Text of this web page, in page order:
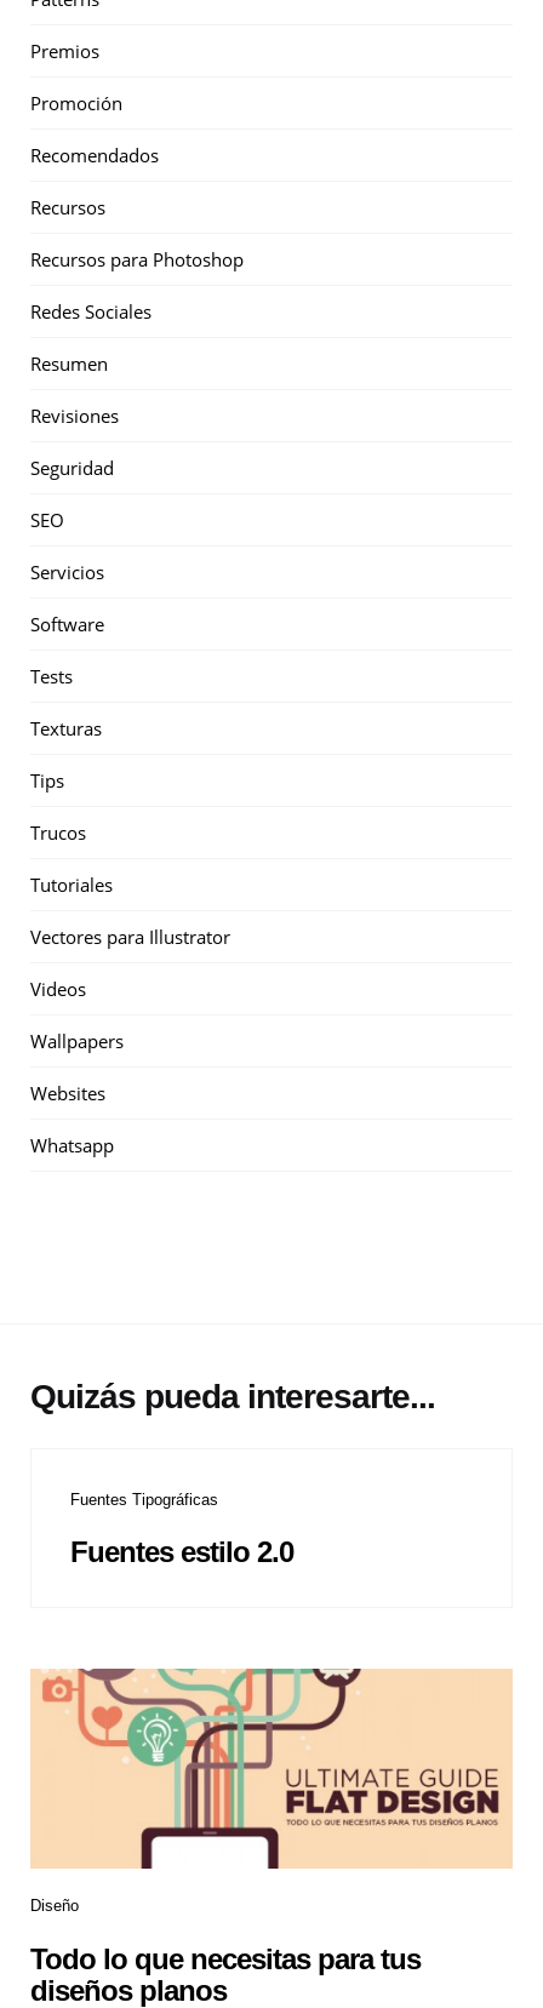
Premios
Promoción
Recomendados
Recursos
Recursos para Photoshop
Redes Sociales
Resumen
Revisiones
Seguridad
SEO
Servicios
Software
Tests
Texturas
Tips
Trucos
Tutoriales
Vectores para Illustrator
Videos
Wallpapers
Websites
Whatsapp
Quizás pueda interesarte...
Fuentes Tipográficas
Fuentes estilo 2.0
Diseño
Todo lo que necesitas para tus
diseños planos